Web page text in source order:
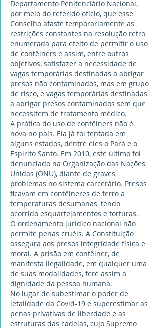
Departamento Penitenciário Nacional,
por meio do referido ofício, que esse
Conselho afaste temporariamente as
restrições constantes na resolução retro
enumerada para efeito de permitir o uso
de contêiners e assim, entre outros
objetivos, satisfazer a necessidade de
vagas temporárias destinadas a abrigar
presos não contaminados, mas em grupo
de risco, e vagas temporárias destinadas
a abrigar presos contaminados sem que
necessitem de tratamento médico.
A prática do uso de contêiners não é
nova no país. Ela já foi tentada em
alguns estados, dentre eles o Pará e o
Espirito Santo. Em 2010, este último foi
denunciado na Organização das Nações
Unidas (ONU), diante de graves
problemas no sistema carcerário. Presos
ficavam em contêineres de ferro a
temperaturas desumanas, tendo
ocorrido esquartejamentos e torturas.
O ordenamento jurídico nacional não
permite penas cruéis. A Constituição
assegura aos presos integridade física e
moral. A prisão em contêiner, de
manifesta ilegalidade, em qualquer uma
de suas modalidades, fere assim a
dignidade da pessoa humana.
No lugar de subestimar o poder de
letalidade da Covid-19 e superestimar as
penas privativas de liberdade e as
estruturas das cadeias, cujo Supremo